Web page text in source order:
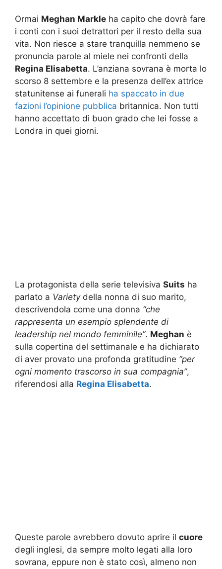
Ormai Meghan Markle ha capito che dovrà fare
i conti con i suoi detrattori per il resto della sua
vita. Non riesce a stare tranquilla nemmeno se
pronuncia parole al miele nei confronti della
Regina Elisabetta. L’anziana sovrana è morta lo
scorso 8 settembre e la presenza dell’ex attrice
statunitense ai funerali ha spaccato in due
fazioni l’opinione pubblica britannica. Non tutti
hanno accettato di buon grado che lei fosse a
Londra in quei giorni.
La protagonista della serie televisiva Suits ha
parlato a Varietydella nonna di suo marito,
descrivendola come una donna “che
rappresenta un esempio splendente di
leadership nel mondo femminile”. Meghan è
sulla copertina del settimanale e ha dichiarato
di aver provato una profonda gratitudine “per
ogni momento trascorso in sua compagnia”,
riferendosi alla Regina Elisabetta.
Queste parole avrebbero dovuto aprire il cuore
degli inglesi, da sempre molto legati alla loro
sovrana, eppure non è stato così, almeno non